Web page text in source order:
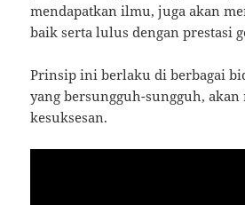
mendapatkan ilmu, juga akan
baik serta lulus dengan prestasi
Prinsip ini berlaku di berbagai
yang bersungguh-sungguh, akan
kesuksesan.